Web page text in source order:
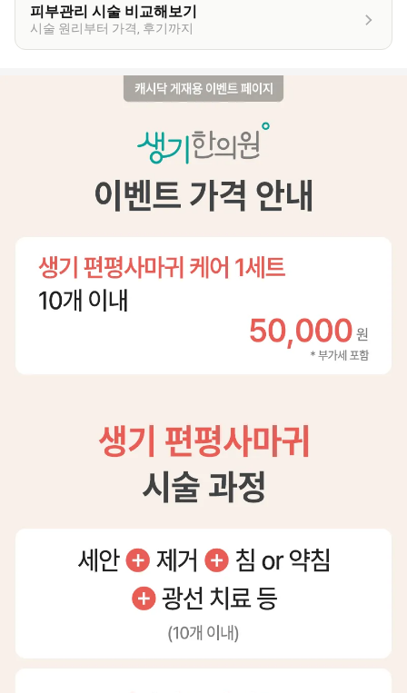
피부관리 시술 비교해보기
시술 원리부터 가격, 후기까지